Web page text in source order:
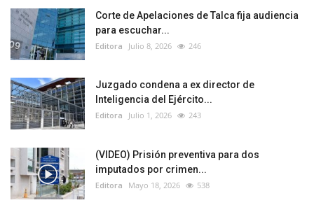
Corte de Apelaciones de Talca fija audiencia
para escuchar...
Editora Julio 8, 2026 246
Juzgado condena a ex director de
Inteligencia del Ejército...
Editora Julio 1, 2026 243
(VIDEO) Prisión preventiva para dos
imputados por crimen...
Editora Mayo 18, 2026 538